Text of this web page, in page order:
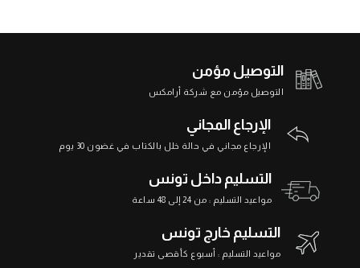
التوصيل مؤمن
التوصيل مؤمن مع شركة أرامكس
الإرجاع المجاني
الإرجاع مجاني في حالة خلل بالكتاب في غضون 30 يوم
التسليم داخل تونس
مواعيد التسليم : من 24 إلى 48 ساعة
التسليم خارج تونس
مواعيد التسليم : أسبوع كأقصى تقدير